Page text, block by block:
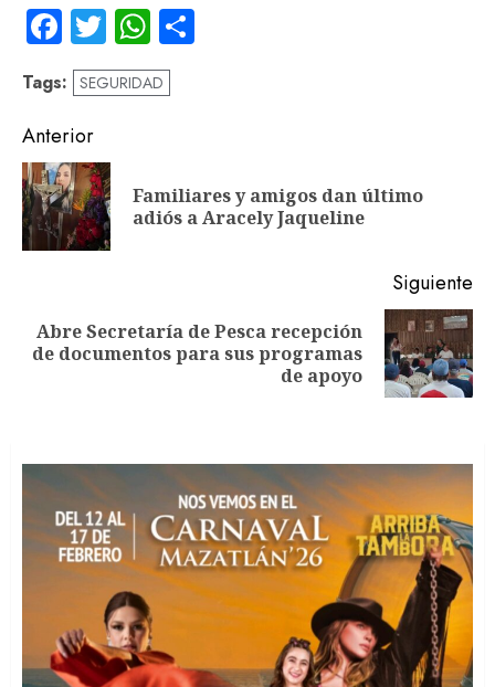
Facebook
TwitterWhatsApp
Tags: SEGURIDAD
Navegación
de
entradas
Anterior
Familiares y amigos dan último
adiós a Aracely Jaqueline
Siguiente
Siguiente
Abre Secretaría de Pesca recepción
de documentos para sus programas
de apoyo